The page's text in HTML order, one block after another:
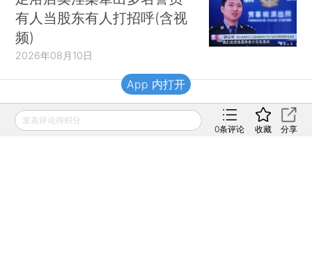
有人当股东有人打招呼(含视
频)
2026年08月10日
财新移动
发表评论得积分
0条评论 收藏 分享
App 内打开